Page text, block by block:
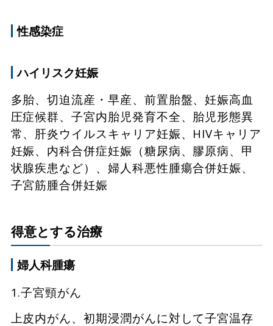
性感染症
ハイリスク妊娠
多胎、切迫流産・早産、前置胎盤、妊娠高血
圧症候群、子宮内胎児発育不全、胎児形態異
常、肝炎ウイルスキャリア妊娠、HIVキャリア
妊娠、内科合併症妊娠（糖尿病、膠原病、甲
状腺疾患など）、婦人科悪性腫瘍合併妊娠、
子宮筋腫合併妊娠
得意とする治療
婦人科腫瘍
1.子宮頸がん
上皮内がん、初期浸潤がんに対して子宮温存